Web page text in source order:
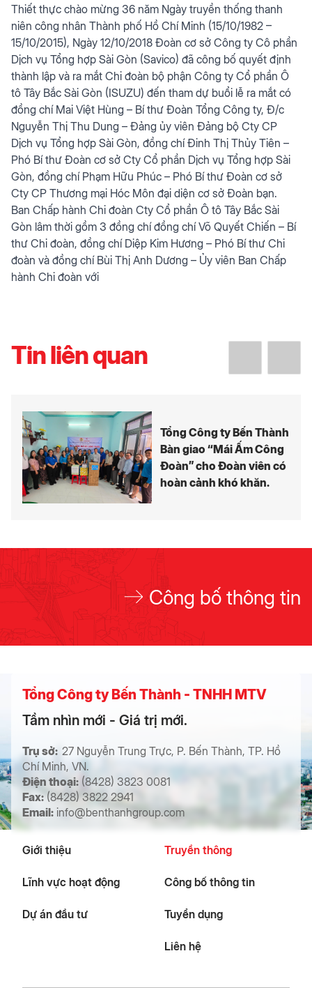
Thiết thực chào mừng 36 năm Ngày truyền thống thanh
niên công nhân Thành phố Hồ Chí Minh (15/10/1982 –
15/10/2015), Ngày 12/10/2018 Đoàn cơ sở Công ty Cô phần
Dịch vụ Tổng hợp Sài Gòn (Savico) đã công bố quyết định
thành lập và ra mắt Chi đoàn bộ phận Công ty Cổ phần Ô
tô Tây Bắc Sài Gòn (ISUZU) đến tham dự buổi lễ ra mắt có
đồng chí Mai Việt Hùng – Bí thư Đoàn Tổng Công ty, Đ/c
Nguyễn Thị Thu Dung – Đảng ủy viên Đảng bộ Cty CP
Dịch vụ Tổng hợp Sài Gòn, đồng chí Đinh Thị Thủy Tiên –
Phó Bí thư Đoàn cơ sở Cty Cổ phần Dịch vụ Tổng hợp Sài
Gòn, đồng chí Phạm Hữu Phúc – Phó Bí thư Đoàn cơ sở
Cty CP Thương mại Hóc Môn đại diện cơ sở Đoàn bạn.
Ban Chấp hành Chi đoàn Cty Cổ phần Ô tô Tây Bắc Sài
Gòn lâm thời gồm 3 đồng chí đồng chí Võ Quyết Chiến – Bí
thư Chi đoàn, đồng chí Diệp Kim Hương – Phó Bí thư Chi
đoàn và đồng chí Bùi Thị Anh Dương – Ủy viên Ban Chấp
hành Chi đoàn với
Tin liên quan
Tổng Công ty Bến Thành
Bàn giao “Mái Ấm Công
Đoàn” cho Đoàn viên có
hoàn cảnh khó khăn.
Công bố thông tin
Tổng Công ty Bến Thành - TNHH MTV
Tầm nhìn mới - Giá trị mới.
Trụ sở: 27 Nguyễn Trung Trực, P. Bến Thành, TP. Hồ
Chí Minh, VN.
Điện thoại: (8428) 3823 0081
Fax:(8428) 3822 2941
Email: info@benthanhgroup.com
Giới thiệu
Lĩnh vực hoạt động
Dự án đầu tư
Truyền thông
Công bố thông tin
Tuyển dụng
Liên hệ